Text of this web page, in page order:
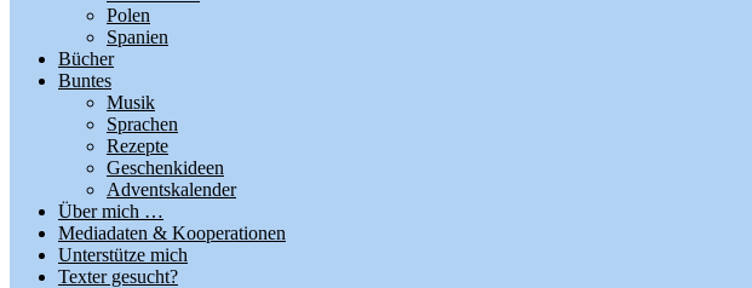
Polen
Spanien
Bücher
Buntes
Musik
Sprachen
Rezepte
Geschenkideen
Adventskalender
Über mich …
Mediadaten & Kooperationen
Unterstütze mich
Texter gesucht?